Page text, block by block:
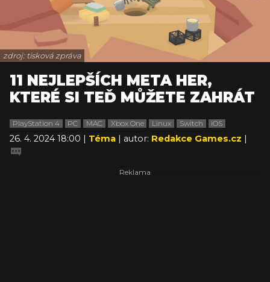
zdroj: tisková zpráva
11 NEJLEPŠÍCH META HER,
KTERÉ SI TEĎ MŮŽETE ZAHRÁT
PlayStation 4 PC MAC Xbox One Linux Switch iOS
26. 4. 2024 18:00 | Téma | autor: Redakce Games.cz |